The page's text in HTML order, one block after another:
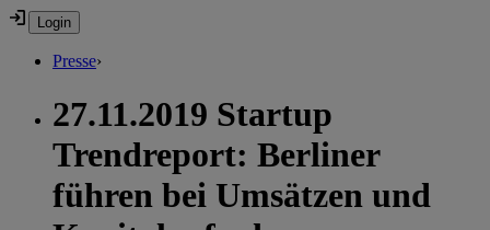
Presse›
27.11.2019 Startup
Trendreport: Berliner
führen bei Umsätzen und